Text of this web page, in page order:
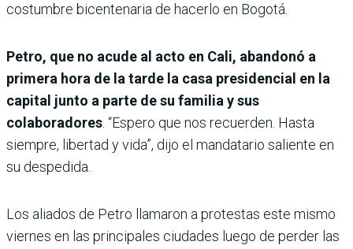
costumbre bicentenaria de hacerlo en Bogotá.
Petro, que no acude al acto en Cali, abandonó a
primera hora de la tarde la casa presidencial en la
capital junto a parte de su familia y sus
colaboradores. “Espero que nos recuerden. Hasta
siempre, libertad y vida”, dijo el mandatario saliente en
su despedida.
Los aliados de Petro llamaron a protestas este mismo
viernes en las principales ciudades luego de perder las